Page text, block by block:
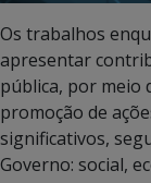
Os trabalhos
apresentar
pública, por meio
promoção de
significativos,
Governo: social,